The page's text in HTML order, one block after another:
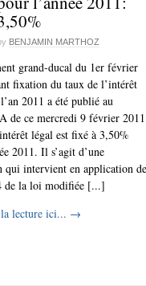
BENJAMIN MARTHOZ
grand-ducal du 1er février
fixation du taux de l’intérêt
2011 a été publié au
de ce mercredi 9 février
légal est fixé à 3,50%
2011. Il s’agit d’une
qui intervient en application de
de la loi modifiée [...]
lecture ici... →